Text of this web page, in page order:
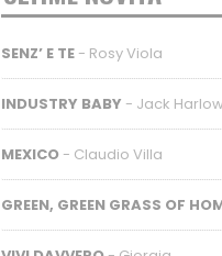
SENZ’ E TE - Rosy Viola
INDUSTRY BABY - Jack
MEXICO - Claudio Villa
GREEN, GREEN GRASS OF